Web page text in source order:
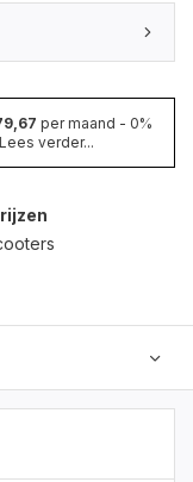
per maand - 0%
verder...